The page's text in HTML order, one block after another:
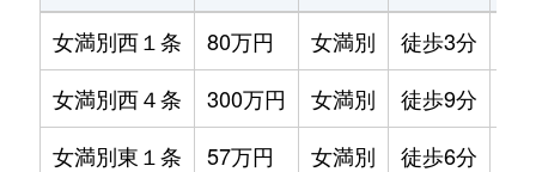
女満別西１条
80万円 女満別 徒歩3分
女満別西４条
300万円 女満別 徒歩9分
女満別東１条
57万円 女満別 徒歩6分